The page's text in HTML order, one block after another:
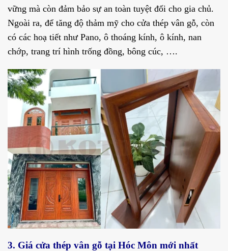
vững mà còn đảm bảo sự an toàn tuyệt đối cho gia chủ.
Ngoài ra, để tăng độ thảm mỹ cho cửa thép vân gỗ, còn
có các hoạ tiết như Pano, ô thoáng kính, ô kính, nan
chớp, trang trí hình trống đồng, bông cúc, ….
3. Giá cửa thép vân gỗ tại Hóc Môn mới nhất